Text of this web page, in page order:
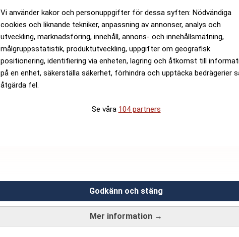
Vi använder kakor och personuppgifter för dessa syften: Nödvändiga
cookies och liknande tekniker, anpassning av annonser, analys och
utveckling, marknadsföring, innehåll, annons- och innehållsmätning,
målgruppsstatistik, produktutveckling, uppgifter om geografisk
positionering, identifiering via enheten, lagring och åtkomst till
på en enhet, säkerställa säkerhet, förhindra och upptäcka bedrägerier
åtgärda fel.
Se våra 104 partners
Mer information →
Godkänn och stäng